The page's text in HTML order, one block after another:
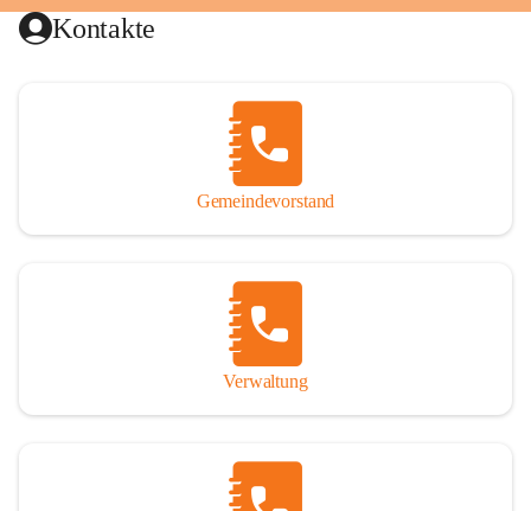
Kontakte
Gemeindevorstand
Verwaltung